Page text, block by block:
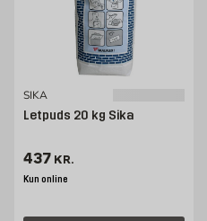
SIKA
Letpuds 20 kg Sika
Pris 437 kr. /stk
437 KR.
Kun online